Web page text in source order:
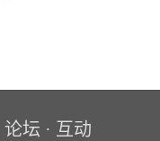
论坛 · 互动